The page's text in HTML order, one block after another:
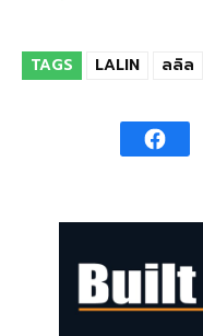
TAGS LALIN ลลิล